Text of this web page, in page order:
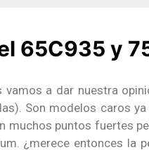
65C935 y
vamos a dar nuestra
Son modelos caros
puntos fuertes
¿merece entonces la